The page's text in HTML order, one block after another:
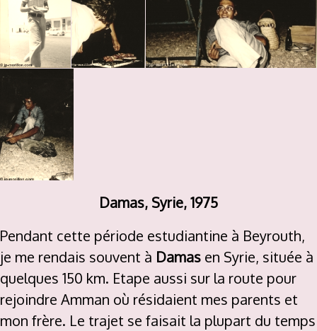
Damas, Syrie, 1975
Pendant cette période estudiantine à Beyrouth,
je me rendais souvent à Damas en Syrie, située à
quelques 150 km. Etape aussi sur la route pour
rejoindre Amman où résidaient mes parents et
mon frère. Le trajet se faisait la plupart du temps